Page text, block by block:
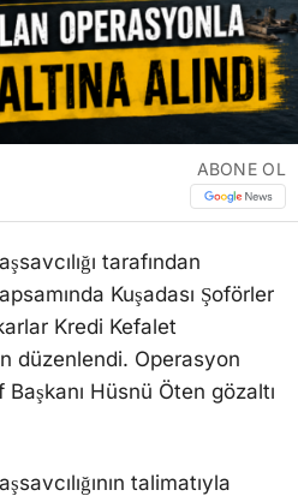
ABONE OL
tarafından
Kuşadası Şoförler
Kredi Kefalet
düzenlendi. Operasyon
Hüsnü Öten gözaltı
talimatıyla